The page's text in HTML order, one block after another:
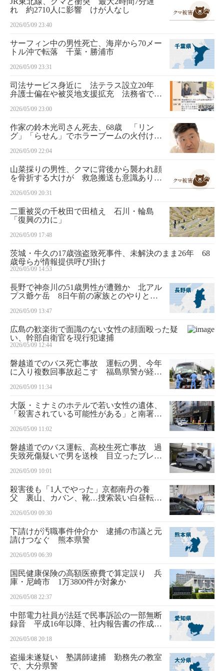
れ 約2710人に影響 けが人なし
2026/05/09 23:40
サーフィン中の男性死亡、海岸から70メー
トル沖で転落 千葉・勝浦市
2026/05/09 23:31
司法サービス身近に 法テラス設立20年
弁護士偏在や被災地支援拡充 法務省で議
2026/05/09 23:00
作家の鈴木光司さん死去、68歳 「リン
グ」「らせん」でホラーブームの火付け役
2026/05/09 22:04
山菜採りの男性、クマに背後から襲われ顔
を骨折する大けが 救急搬送も意識あり
2026/05/09 20:31
二重被災の千枚田で田植え 石川・輪島
「復興の力に」
2026/05/09 17:48
茨城・牛久の17歳強盗致死事件、未解決のまま26年 68
歳母らが情報提供呼び掛け
2026/05/09 14:53
長野で神奈川の51歳男性が遭難か 北アル
プス爺ケ岳 8日午前の家族とのやりとり
2026/05/09 13:47
広島の歓楽街で面識のない女性の顔面殴った疑
い、幹部自衛官を現行犯逮捕
2026/05/09 12:44
磐越道でのバス死亡事故 運転の男、今年
に入り複数回事故起こす 福島県警が経緯
2026/05/09 11:34
大阪・ミナミのホテルで若い女性の遺体、
「殺害されている可能性がある」と南署に
2026/05/09 11:02
磐越道でのバス運転、高校生死亡事故 過
失致死傷疑いで男を送検 目立ったブレー
2026/05/09 10:01
殺害後も「1人でやった」京都南丹の養
父 裏山、カバン、靴…捜索装い白昼転々
2026/05/09 09:30
下請けが汚職事件仲介か 逮捕の市議と元
請けつなぐ 熊本県警
2026/05/09 06:39
国民健康保険の高額医療費で算定誤り 兵
庫・尼崎市 1万3800件が対象か
2026/05/08 22:37
中部電力社員が法廷で民事訴訟の一部無断
録音 平成16年以降、社内報告書の作成目
2026/05/08 20:18
盗撮未遂疑い 塾講師逮捕 勤務先の教室
で、大分県警